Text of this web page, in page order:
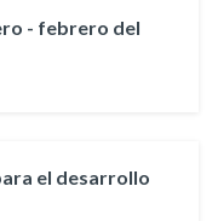
- febrero del
el desarrollo